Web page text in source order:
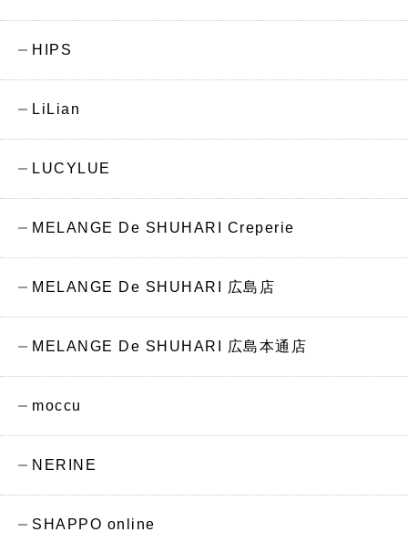
HIPS
LiLian
LUCYLUE
MELANGE De SHUHARI Creperie
MELANGE De SHUHARI 広島店
MELANGE De SHUHARI 広島本通店
moccu
NERINE
SHAPPO online